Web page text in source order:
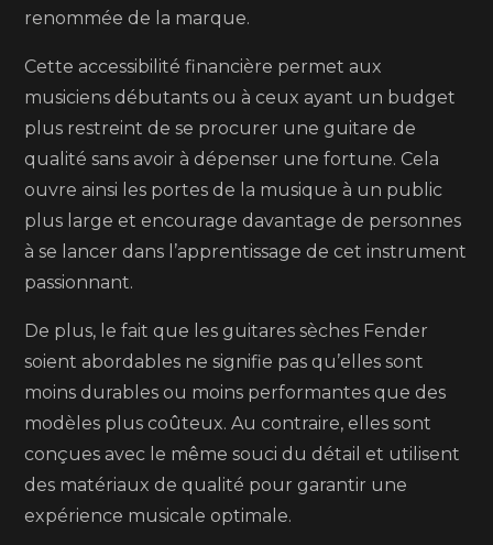
renommée de la marque.
Cette accessibilité financière permet aux
musiciens débutants ou à ceux ayant un budget
plus restreint de se procurer une guitare de
qualité sans avoir à dépenser une fortune. Cela
ouvre ainsi les portes de la musique à un public
plus large et encourage davantage de personnes
à se lancer dans l’apprentissage de cet instrument
passionnant.
De plus, le fait que les guitares sèches Fender
soient abordables ne signifie pas qu’elles sont
moins durables ou moins performantes que des
modèles plus coûteux. Au contraire, elles sont
conçues avec le même souci du détail et utilisent
des matériaux de qualité pour garantir une
expérience musicale optimale.